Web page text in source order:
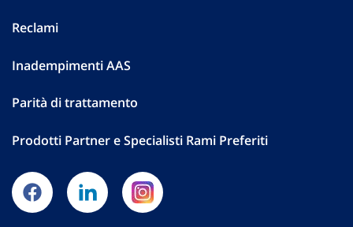
Reclami
Inadempimenti AAS
Parità di trattamento
Prodotti Partner e Specialisti Rami Preferiti